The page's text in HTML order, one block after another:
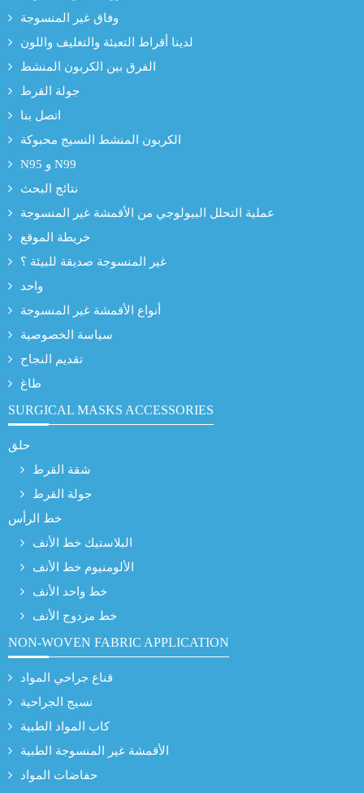
وفاق غير المنسوجة
لدينا أقراط التعبئة والتغليف واللون
الفرق بين الكربون المنشط
جولة القرط
اتصل بنا
الكربون المنشط النسيج محبوكة
N95 و N99
نتائج البحث
عملية التحلل البيولوجي من الأقمشة غير المنسوجة
خريطة الموقع
غير المنسوجة صديقة للبيئة ؟
واحد
أنواع الأقمشة غير المنسوجة
سياسة الخصوصية
تقديم النجاح
طاغ
SURGICAL MASKS ACCESSORIES
حلق
شقة القرط
جولة القرط
خط الرأس
البلاستيك خط الأنف
الألومنيوم خط الأنف
خط واحد الأنف
خط مزدوج الأنف
NON-WOVEN FABRIC APPLICATION
قناع جراحي المواد
نسيج الجراحية
كاب المواد الطبية
الأقمشة غير المنسوجة الطبية
حفاضات المواد